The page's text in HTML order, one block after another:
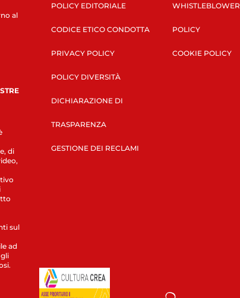
al
di
sul
ad
POLICY EDITORIALE
CODICE ETICO CONDOTTA
PRIVACY POLICY
POLICY DIVERSITÀ
DICHIARAZIONE DI
TRASPARENZA
GESTIONE DEI RECLAMI
WHISTLEBLOWER
POLICY
COOKIE POLICY